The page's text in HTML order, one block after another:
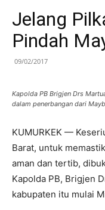
Jelang
Pindah
09/02/2017
Kapolda PB Brigjen Drs
dalam penerbangan dari
KUMURKEK —
Barat, untuk
aman dan tertib,
Kapolda PB, Brigjen
kabupaten itu mulai